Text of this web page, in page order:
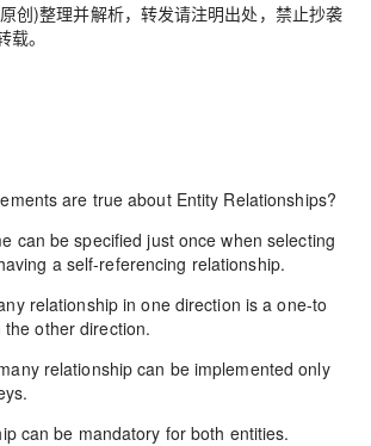
创)整理并解析，转发请注明出处，禁止抄袭
。
are true about Entity Relationships?
can be specified just once when selecting
a self-referencing relationship.
relationship in one direction is a one-to
other direction.
relationship can be implemented only
can be mandatory for both entities.